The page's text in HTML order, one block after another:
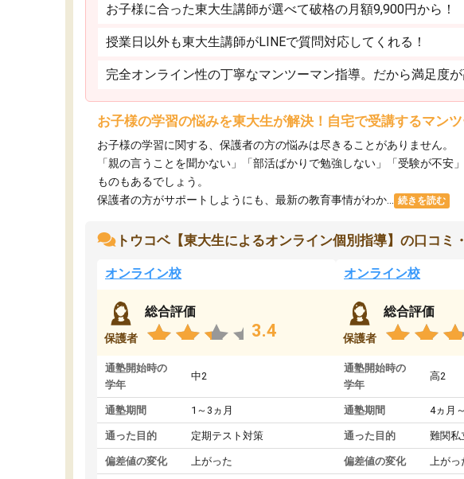
お子様に合った東大生講師が選べて破格の月額9,900円から！
授業日以外も東大生講師がLINEで質問対応してくれる！
完全オンライン性の丁寧なマンツーマン指導。だから満足度が
お子様の学習の悩みを東大生が解決！自宅で受講するマン
お子様の学習に関する、保護者の方の悩みは尽きることがありません。
「親の言うことを聞かない」「部活ばかりで勉強しない」「受験が不
ものもあるでしょう。
保護者の方がサポートしようにも、最新の教育事情がわか...
続きを読む
トウコベ【東大生によるオンライン個別指導】の口コミ
オンライン校
保護者
総合評価
3.4
通塾開始時の
学年
中2
通塾期間 1～3ヵ月
通った目的 定期テスト対策
偏差値の変化 上がった
オンライン校
保護者
総合評価
通塾開始時の
学年
高2
通塾期間 4ヵ月
通った目的 難関私
偏差値の変化 上がっ